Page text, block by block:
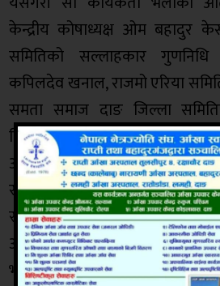
केन्द्रीय कोषाध्यक्ष ओम बहादुर
समितिको सल्लाहकार
कपिलदेव खनाल, राजमो एरिया
समता समाज दाङ जिल्ला
विश्वकर्मा (कमल) लगायतले जेष्ठ
अबिर लगाई सम्मान प्रकट गर्नु
राजमो राजपुर एरिया कमिटीका
स्वागत मन्तव्य दिनु भएको थियो
अखिल (छैंठौ) जिल्ला समितिको
भएको थियो ।